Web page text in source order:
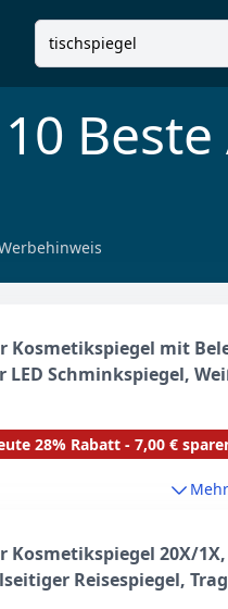
Kosmetikspiegel mit
LED Schminkspiegel,
28% Rabatt - 7,00 €
Kosmetikspiegel 20X/1X,
Reisespiegel,